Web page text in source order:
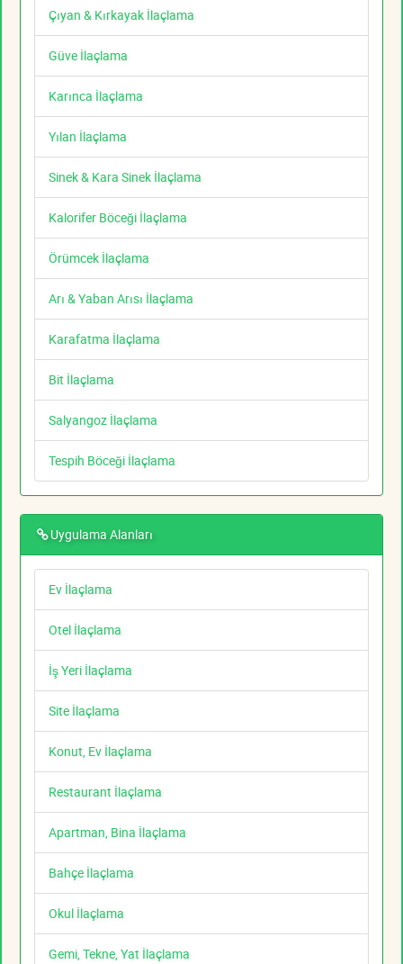
Çıyan & Kırkayak İlaçlama
Güve İlaçlama
Karınca İlaçlama
Yılan İlaçlama
Sinek & Kara Sinek İlaçlama
Kalorifer Böceği İlaçlama
Örümcek İlaçlama
Arı & Yaban Arısı İlaçlama
Karafatma İlaçlama
Bit İlaçlama
Salyangoz İlaçlama
Tespih Böceği İlaçlama
Uygulama Alanları
Ev İlaçlama
Otel İlaçlama
İş Yeri İlaçlama
Site İlaçlama
Konut, Ev İlaçlama
Restaurant İlaçlama
Apartman, Bina İlaçlama
Bahçe İlaçlama
Okul İlaçlama
Gemi, Tekne, Yat İlaçlama